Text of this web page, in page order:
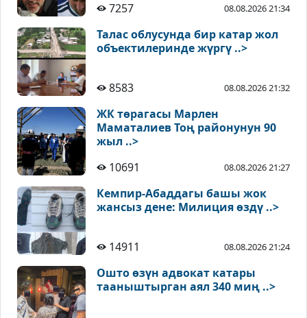
7257 08.08.2026 21:34
Талас облусунда бир катар жол
объектилеринде жүргү ..>
8583 08.08.2026 21:32
ЖК төрагасы Марлен
Маматалиев Тоң районунун 90
жыл ..>
10691
08.08.2026 21:27
Кемпир-Абаддагы башы жок
жансыз дене: Милиция өздү ..>
14911 08.08.2026 21:24
Ошто өзүн адвокат катары
тааныштырган аял 340 миң ..>